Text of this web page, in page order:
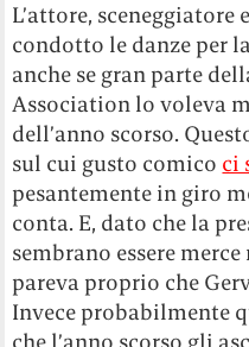
L’attore, sceneggiatore
condotto le danze per
anche se gran parte
Association lo voleva
dell’anno scorso.
sul cui gusto comico ci
pesantemente in giro
conta. E, dato che la
sembrano essere
pareva proprio che
Invece probabilmente